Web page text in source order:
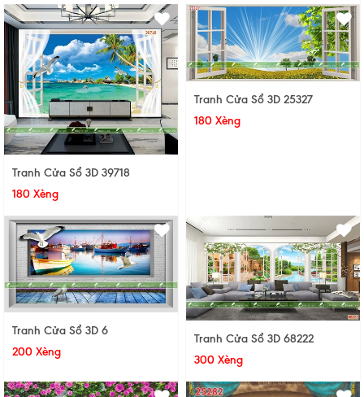
Tranh Cửa Sổ 3D 39718
180 Xèng
Tranh Cửa Sổ 3D 25327
180 Xèng
Tranh Cửa Sổ 3D 6
200 Xèng
Tranh Cửa Sổ 3D 68222
300 Xèng